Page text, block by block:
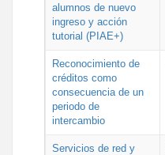
alumnos de nuevo
ingreso y acción
tutorial (PIAE+)
Reconocimiento de
créditos como
consecuencia de un
periodo de
intercambio
Servicios de red y